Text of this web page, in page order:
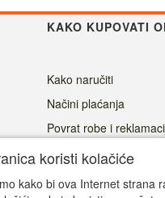
KAKO KUPOVATI
Kako naručiti
Načini plaćanja
Povrat robe i
Cenovnik dostave
Ovlašćeni servisi
koristi kolačiće
kako bi ova Internet strana